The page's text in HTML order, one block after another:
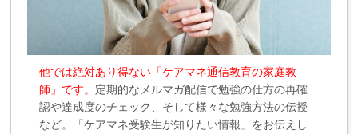
他では絶対あり得ない「ケアマネ通信教育の家庭教
師」です。 定期的なメルマガ配信で勉強の仕方の再確
認や達成度のチェック、そして様々な勉強方法の伝授
など。「ケアマネ受験生が知りたい情報」をお伝えし